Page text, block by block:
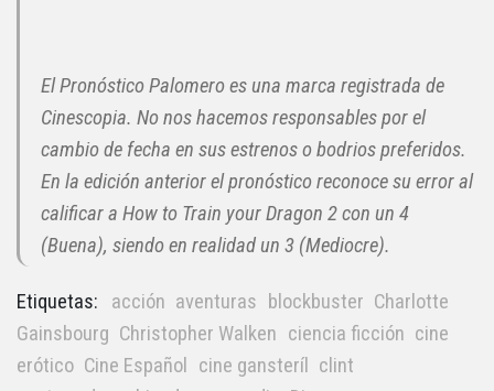
El Pronóstico Palomero es una marca registrada de
Cinescopia. No nos hacemos responsables por el
cambio de fecha en sus estrenos o bodrios preferidos.
En la edición anterior el pronóstico reconoce su error al
calificar a How to Train your Dragon 2 con un 4
(Buena), siendo en realidad un 3 (Mediocre).
Etiquetas: acción aventuras blockbuster Charlotte
Gainsbourg Christopher Walken ciencia ficción cine
erótico Cine Español cine gansteríl clint